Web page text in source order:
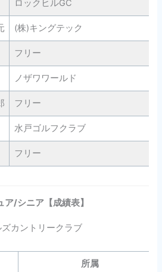
ロックヒルGC
(株)キングテック
フリー
ノザワワールド
フリー
水戸ゴルフクラブ
フリー
ア/シニア【成績表】
カントリークラブ
所属